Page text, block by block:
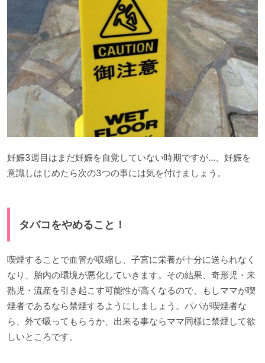
妊娠3週目はまだ妊娠を自覚していない時期ですが…、妊娠を
意識しはじめたら次の3つの事には気を付けましょう。
タバコをやめること！
喫煙することで血管が収縮し、子宮に栄養が十分に送られなく
なり、胎内の環境が悪化していきます。その結果、奇形児・未
熟児・流産を引き起こす可能性が高くなるので、もしママが喫
煙者であるなら禁煙するようにしましょう。パパが喫煙者な
ら、外で吸ってもらうか、出来る事ならママ同様に禁煙して欲
しいところです。